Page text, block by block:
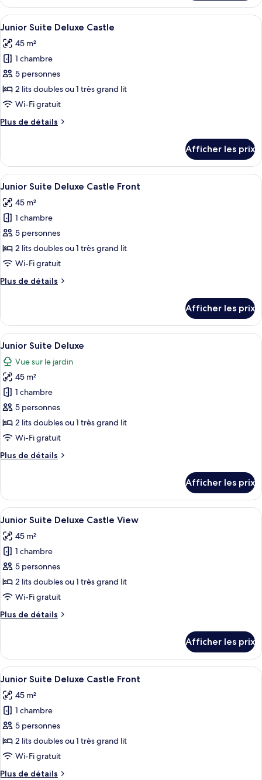
Deluxe
Castle
Front
Junior
Suite
Deluxe
Front
Afficher
toutes
les
photos
pour
ce
type
chambre :
Deluxe
Castle
Un salon moderne avec une table
6
Junior Suite Deluxe Castle
45 m²
1 chambre
5 personnes
2 lits doubles ou 1 très grand lit
Wi-Fi gratuit
Plus de détails
Plus
Junior
Suite
Deluxe
Afficher les prix
Afficher
toutes
les
photos
pour
ce
type
chambre :
Deluxe
Castle
Front
Un salon moderne avec une table
5
Junior Suite Deluxe Castle Front
45 m²
1 chambre
5 personnes
2 lits doubles ou 1 très grand lit
Wi-Fi gratuit
Plus de détails
Plus
Junior
Suite
Deluxe
Front
Afficher les prix
Afficher
toutes
les
photos
pour
ce
type
de
chambre :
Junior
Un salon moderne avec une table
5
Junior Suite Deluxe
Vue sur le jardin
45 m²
1 chambre
5 personnes
2 lits doubles ou 1 très grand lit
Wi-Fi gratuit
Plus de détails
Plus
Junior
Suite
Deluxe
Afficher les prix
Afficher
toutes
les
photos
pour
ce
type
chambre :
Deluxe
Castle
View
Une chambre d’hôtel avec un
6
Junior Suite Deluxe Castle View
45 m²
1 chambre
5 personnes
2 lits doubles ou 1 très grand lit
Wi-Fi gratuit
Plus de détails
Plus
Junior
Suite
Deluxe
View
Afficher les prix
Afficher
toutes
les
photos
pour
ce
type
Un salon moderne avec une table
6
Junior Suite Deluxe Castle Front
45 m²
1 chambre
5 personnes
2 lits doubles ou 1 très grand lit
Wi-Fi gratuit
Plus de détails
Plus